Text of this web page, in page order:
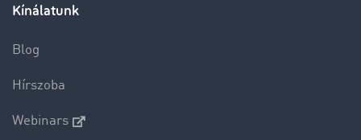
Kínálatunk
Blog
Hírszoba
Webinars